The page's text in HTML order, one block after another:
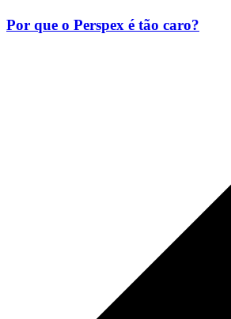
Por que o Perspex é tão caro?